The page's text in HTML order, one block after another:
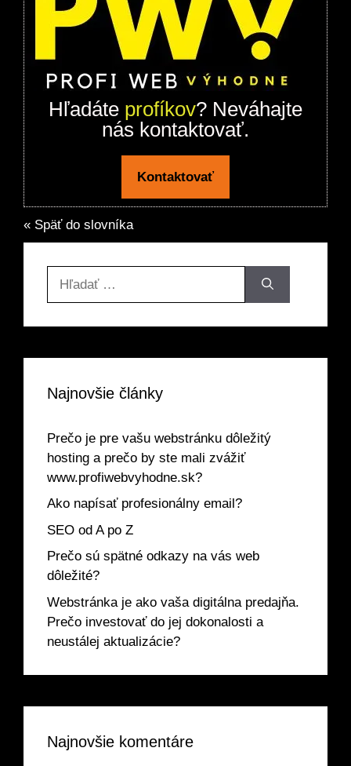
Hľadáte profíkov? Neváhajte
nás kontaktovať.
Kontaktovať
« Späť do slovníka
Najnovšie články
Prečo je pre vašu webstránku dôležitý
hosting a prečo by ste mali zvážiť
www.profiwebvyhodne.sk?
Ako napísať profesionálny email?
SEO od A po Z
Prečo sú spätné odkazy na vás web
dôležité?
Webstránka je ako vaša digitálna predajňa.
Prečo investovať do jej dokonalosti a
neustálej aktualizácie?
Najnovšie komentáre